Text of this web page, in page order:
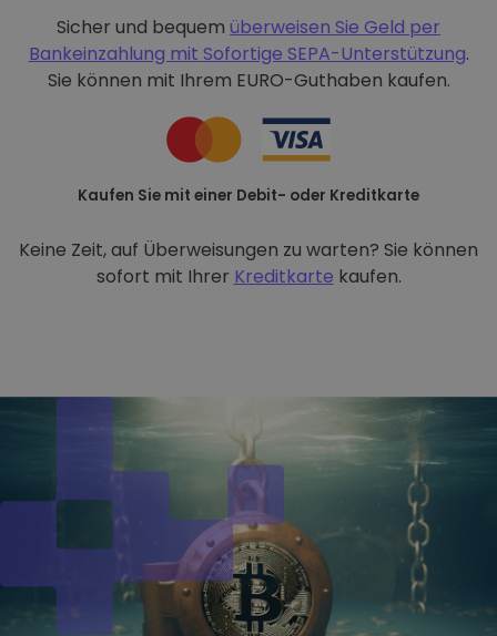
Sicher und bequem überweisen Sie Geld per
Bankeinzahlung mit Sofortige SEPA-Unterstützung.
Sie können mit Ihrem EURO-Guthaben kaufen.
Kaufen Sie mit einer Debit- oder Kreditkarte
Keine Zeit, auf Überweisungen zu warten? Sie können
sofort mit Ihrer Kreditkarte kaufen.